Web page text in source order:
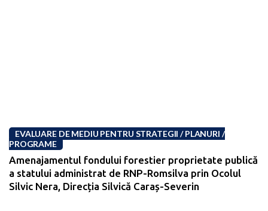
EVALUARE DE MEDIU PENTRU STRATEGII / PLANURI /
PROGRAME
Amenajamentul fondului forestier proprietate publică
a statului administrat de RNP-Romsilva prin Ocolul
Silvic Nera, Direcția Silvică Caraș-Severin